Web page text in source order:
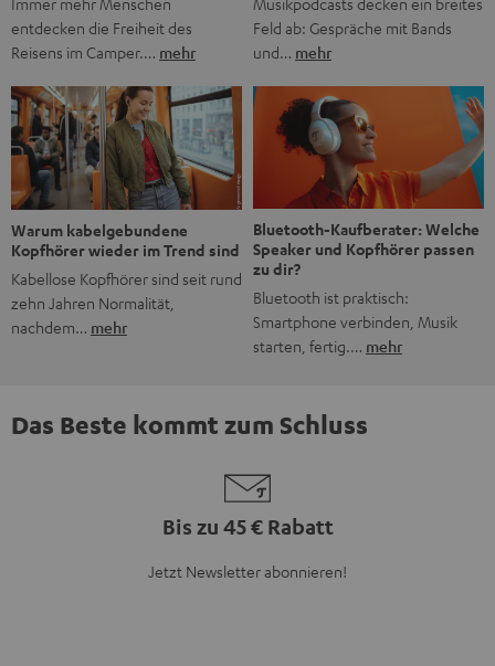
entdecken die Freiheit des
Reisens im Camper.… mehr
Feld ab: Gespräche mit Bands
und… mehr
Warum kabelgebundene
Kopfhörer wieder im Trend sind
Kabellose Kopfhörer sind seit rund
zehn Jahren Normalität,
nachdem… mehr
Bluetooth-Kaufberater: Welche
Speaker und Kopfhörer passen
zu dir?
Bluetooth ist praktisch:
Smartphone verbinden, Musik
starten, fertig.… mehr
Das Beste kommt zum Schluss
Bis zu 45 € Rabatt
Jetzt Newsletter abonnieren!